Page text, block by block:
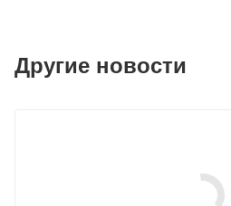
Другие новости